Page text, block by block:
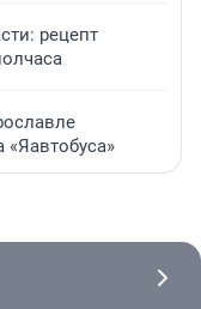
рецепт